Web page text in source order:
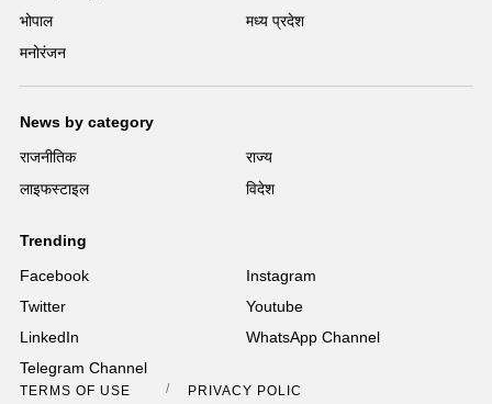
भोपाल
मध्य प्रदेश
मनोरंजन
News by category
राजनीतिक
राज्य
लाइफस्टाइल
विदेश
Trending
Facebook
Instagram
Twitter
Youtube
LinkedIn
WhatsApp Channel
Telegram Channel
TERMS OF USE PRIVACY POLICY